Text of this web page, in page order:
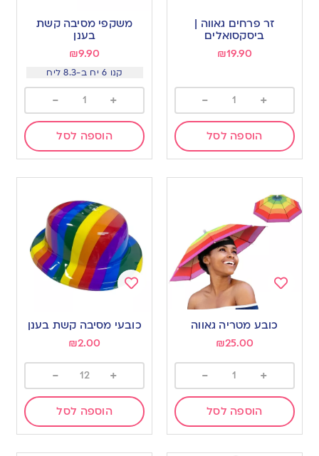
wishlist
זר פרחים גאווה |
ביסקסואלים
₪19.90
+
-
הוספה לסל
wishlist
משקפי מסיבה קשת
בענן
₪9.90
קנו 6 יח ב-8.3 ליח
+
-
הוספה לסל
כובע מטריה גאווה
₪25.00
+
-
הוספה לסל
to
כובעי מסיבה קשת בענן
₪2.00
+
-
הוספה לסל